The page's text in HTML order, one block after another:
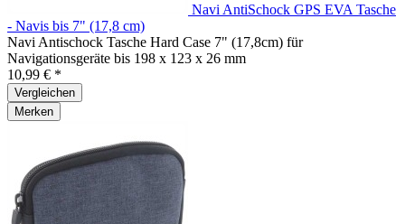
Navi AntiSchock GPS EVA Tasche
- Navis bis 7" (17,8 cm)
Navi Antischock Tasche Hard Case 7" (17,8cm) für
Navigationsgeräte bis 198 x 123 x 26 mm
10,99 € *
Vergleichen
Merken